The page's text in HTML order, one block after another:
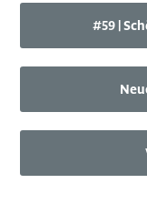
#59 |